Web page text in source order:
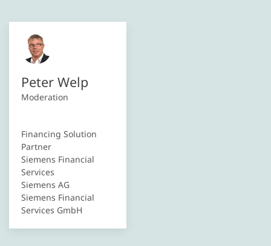
Peter Welp
Moderation
Financing Solution
Partner
Siemens Financial
Services
Siemens AG
Siemens Financial
Services GmbH